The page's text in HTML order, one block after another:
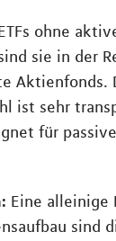
ohne
sie in der
Aktienfonds.
ist sehr
für
Eine alleinige
sind